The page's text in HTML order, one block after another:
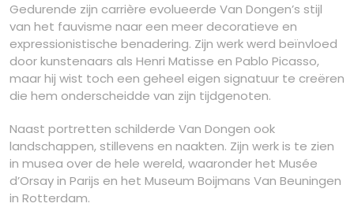
Gedurende zijn carrière evolueerde Van Dongen’s stijl
van het fauvisme naar een meer decoratieve en
expressionistische benadering. Zijn werk werd beïnvloed
door kunstenaars als Henri Matisse en Pablo Picasso,
maar hij wist toch een geheel eigen signatuur te creëren
die hem onderscheidde van zijn tijdgenoten.
Naast portretten schilderde Van Dongen ook
landschappen, stillevens en naakten. Zijn werk is te zien
in musea over de hele wereld, waaronder het Musée
d’Orsay in Parijs en het Museum Boijmans Van Beuningen
in Rotterdam.